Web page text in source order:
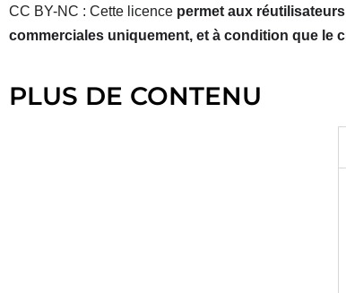
CC BY-NC : Cette licence permet aux
commerciales uniquement, et à condition que le
PLUS DE CONTENU